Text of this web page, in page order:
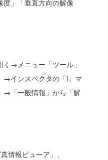
」「垂直方向の解像
→メニュー「ツール」
→インスペクタの「i」マ
→「一般情報」から「解
情報ビューア」、